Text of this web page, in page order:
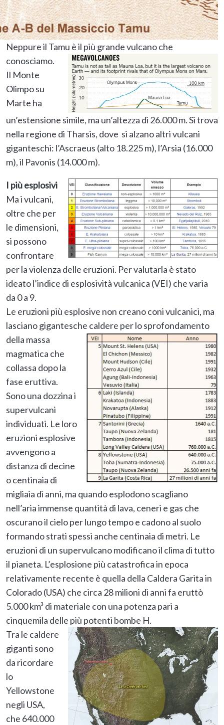
Neppure il Tamu è il più grande vulcano che
conosciamo.
Il Monte
Olimpo su
Marte ha
un’estensione simile, ma un’altezza di 26.000 m. Si trova
nella regione di Tharsis, dove si alzano altri vulcani
giganteschi: l’Ascraeus (alto 18.225 m), l’Arsia (16.000
m), il Pavonis (14.000 m).
I più esplosivi
Ma i vulcani,
oltre che per
le dimensioni,
si possono
confrontare
per la violenza delle eruzioni. Per valutarla è stato
ideato l’indice di esplosività vulcanica (VEI) che varia
da 0 a 9.
Le eruzioni più esplosive non creano coni vulcanici, ma
lasciano gigantesche caldere per lo sprofondamento
della massa
magmatica che
collassa dopo la
fase eruttiva.
Sono una dozzina i
supervulcani
individuati. Le loro
eruzioni esplosive
avvengono a
distanza di decine
o centinaia di
migliaia di anni, ma quando esplodono scagliano
nell’aria immense quantità di lava, ceneri e gas che
oscurano il cielo per lungo tempo e cadono al suolo
formando strati spessi anche centinaia di metri. Le
eruzioni di un supervulcano modificano il clima di tutto
il pianeta. L’esplosione più catastrofica in epoca
relativamente recente è quella della Caldera Garita in
Colorado (USA) che circa 28 milioni di anni fa eruttò
5.000 km³ di materiale con una potenza pari a
cinquemila delle più potenti bombe H.
Tra le caldere
giganti sono
da ricordare
lo
Yellowstone
negli USA,
che 640.000